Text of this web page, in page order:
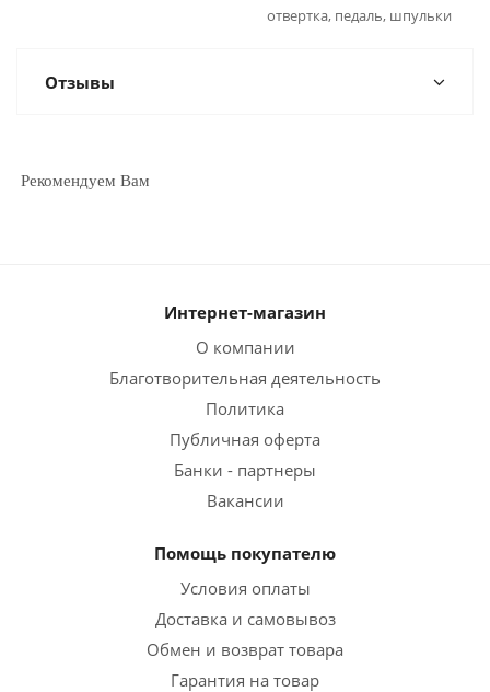
отвертка, педаль, шпульки
Отзывы
Рекомендуем Вам
Интернет-магазин
О компании
Благотворительная деятельность
Политика
Публичная оферта
Банки - партнеры
Вакансии
Помощь покупателю
Условия оплаты
Доставка и самовывоз
Обмен и возврат товара
Гарантия на товар